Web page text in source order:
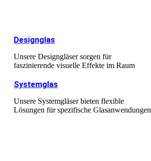
Designglas
Unsere Designgläser sorgen für
faszinierende visuelle Effekte im Raum
Systemglas
Unsere Systemgläser bieten flexible
Lösungen für spezifische Glasanwendungen